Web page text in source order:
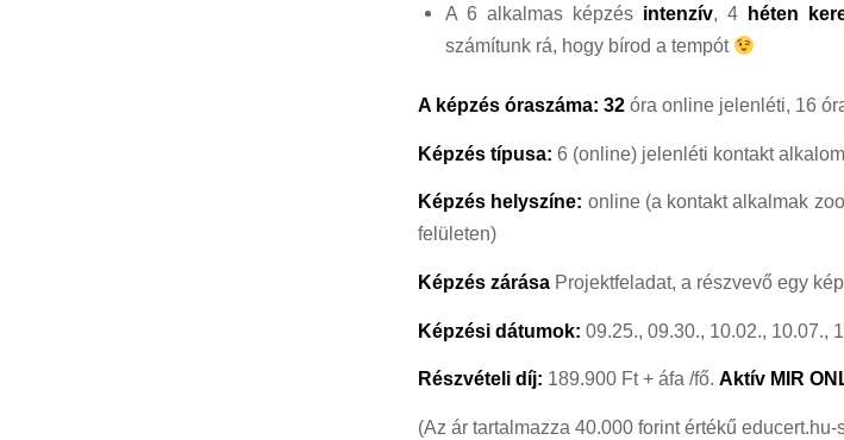
A 6 alkalmas képzés intenzív, 4héten
számítunk rá, hogy bírod a tempót
A képzés óraszáma: 32 óra online jelenléti, 16
Képzés típusa: 6 (online) jelenléti kontakt
Képzés helyszíne: online (a kontakt alkalmak
felületen)
Képzés zárása Projektfeladat, a részvevő egy
Képzési dátumok: 09.25., 09.30., 10.02., 10.07.,
Részvételi díj: 189.900 Ft + áfa /fő. Aktív MIR
(Az ár tartalmazza 40.000 forint értékű educert.hu-